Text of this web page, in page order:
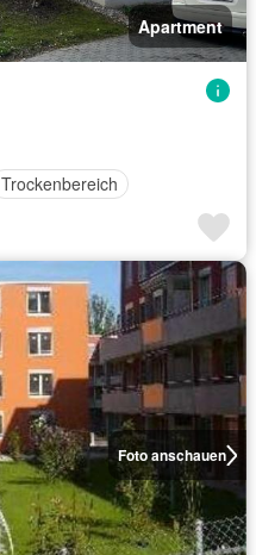
Apartment
Trockenbereich
Foto anschauen